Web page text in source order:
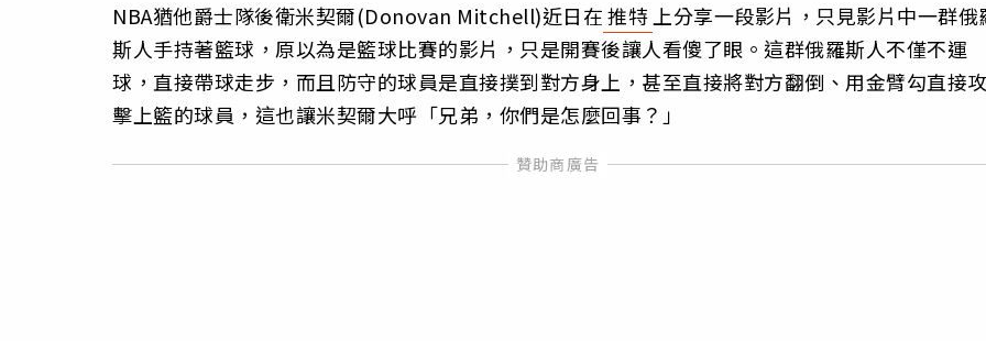
NBA猶他爵士隊後衛米契爾(Donovan Mitchell)近日在推特上分享一段影片，只見影片中一群俄
斯人手持著籃球，原以為是籃球比賽的影片，只是開賽後讓人看傻了眼。這群俄羅斯人不僅不運
球，直接帶球走步，而且防守的球員是直接撲到對方身上，甚至直接將對方翻倒、用金臂勾直接
擊上籃的球員，這也讓米契爾大呼「兄弟，你們是怎麼回事？」